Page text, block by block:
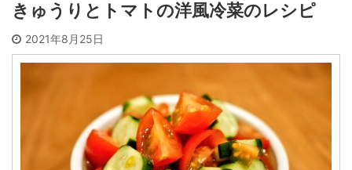
めん類
スイーツ
きゅうりとトマトの洋風冷菜のレシピ
2021年8月25日